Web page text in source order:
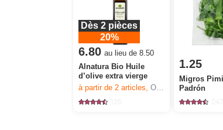
Dès 2 pièces
20%
6.80 au lieu de 8.50
Alnatura Bio Huile
d’olive extra vierge
à partir de 2articles,Offre valable du 6.8 au 12.8.2026, jusqu’à épuisement du stock.
1.25
Migros
Padrón